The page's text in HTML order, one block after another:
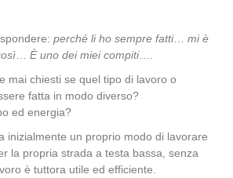
perché li ho sempre fatti… mi è
È uno dei miei compiti….
mai chiesti se quel tipo di lavoro o
fatta in modo diverso?
ed energia?
inizialmente un proprio modo di lavorare
la propria strada a testa bassa, senza
è tuttora utile ed efficiente.